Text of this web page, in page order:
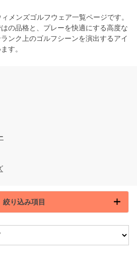
メンズゴルフウェア一覧ページです。
の品格と、プレーを快適にする高度な
ンク上のゴルフシーンを演出するアイ
す。
絞り込み項目